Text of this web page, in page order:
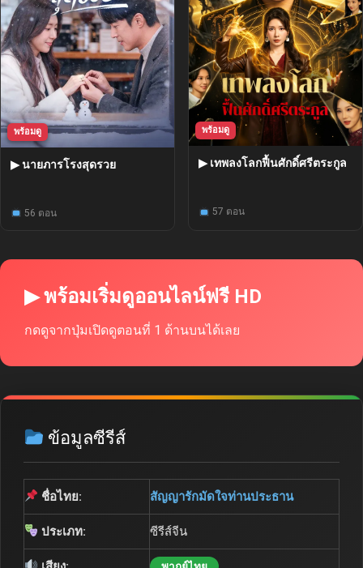
พร้อมดู
▶ นายภารโรงสุดรวย
56 ตอน
พร้อมดู
▶ เทพลงโลกฟื้นศักดิ์ศรีตระกูล
57 ตอน
▶ พร้อมเริ่มดูออนไลน์ฟรี HD
กดดูจากปุ่มเปิดดูตอนที่ 1 ด้านบนได้เลย
ข้อมูลซีรีส์
ชื่อไทย: สัญญารักมัดใจท่านประธาน
ประเภท: ซีรีส์จีน